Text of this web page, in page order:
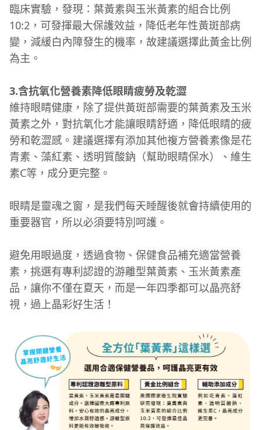
臨床實驗，發現：葉黃素與玉米黃素的組合比例
10:2，可發揮最大保護效益，降低老年性黃斑部病
變，減緩白內障發生的機率，故建議選擇此黃金比例
為主。
3.含抗氧化營養素降低眼睛疲勞及乾澀
維持眼睛健康，除了提供黃斑部需要的葉黃素及玉米
黃素之外，對抗氧化才能讓眼睛舒適，降低眼睛的疲
勞和乾澀感。建議選擇有添加其他複方營養素像是花
青素、藻紅素、透明質酸鈉（幫助眼睛保水）、維生
素C等，成分更完整。
眼睛是靈魂之窗，是我們每天睡醒後就會持續使用的
重要器官，所以必須要特別呵護。
避免用眼過度，透過食物、保健食品補充適當營養
素，挑選有專利認證的游離型葉黃素、玉米黃素產
品，讓你不僅在夏天，而是一年四季都可以晶亮舒
視，過上晶彩好生活！